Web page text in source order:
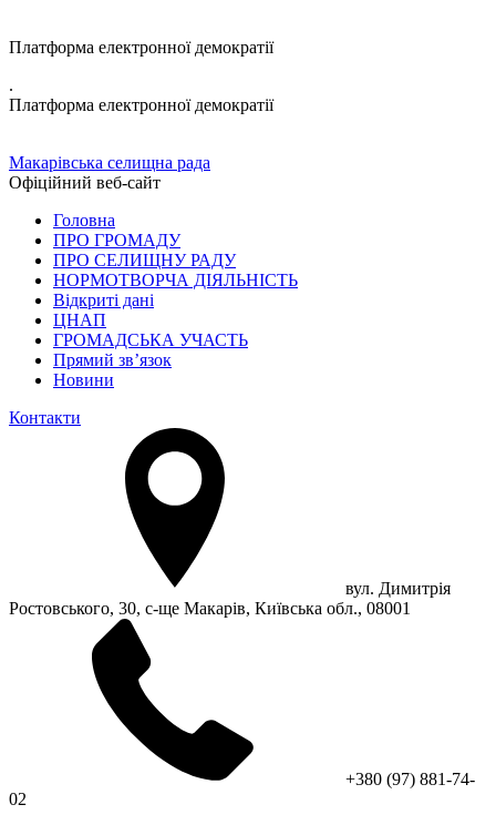
Платформа електронної демократії
.
Платформа електронної демократії
Макарівська селищна рада
Офіційний веб-сайт
Головна
ПРО ГРОМАДУ
ПРО СЕЛИЩНУ РАДУ
НОРМОТВОРЧА ДІЯЛЬНІСТЬ
Відкриті дані
ЦНАП
ГРОМАДСЬКА УЧАСТЬ
Прямий зв’язок
Новини
Контакти
вул. Димитрія
Ростовського, 30, с-ще Макарів, Київська обл., 08001
+380 (97) 881-74-
02